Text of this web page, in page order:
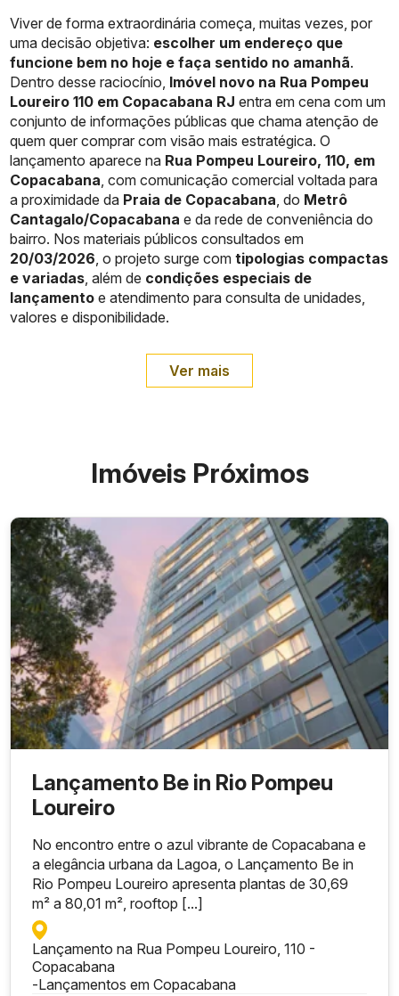
Viver de forma extraordinária começa, muitas vezes, por
uma decisão objetiva: escolher um endereço que
funcione bem no hoje e faça sentido no amanhã.
Dentro desse raciocínio, Imóvel novo na Rua Pompeu
Loureiro 110 em Copacabana RJ entra em cena com um
conjunto de informações públicas que chama atenção de
quem quer comprar com visão mais estratégica. O
lançamento aparece na Rua Pompeu Loureiro, 110, em
Copacabana, com comunicação comercial voltada para
a proximidade da Praia de Copacabana, do Metrô
Cantagalo/Copacabana e da rede de conveniência do
bairro. Nos materiais públicos consultados em
20/03/2026, o projeto surge comtipologias compactas
e variadas, além de condições especiais de
lançamento e atendimento para consulta de unidades,
valores e disponibilidade.
Ver mais
Imóveis Próximos
Lançamento Be in Rio Pompeu
Loureiro
No encontro entre o azul vibrante de Copacabana e
a elegância urbana da Lagoa, o Lançamento Be in
Rio Pompeu Loureiro apresenta plantas de 30,69
m² a 80,01 m², rooftop [...]
Lançamento na Rua Pompeu Loureiro, 110 -
Copacabana
-Lançamentos em Copacabana